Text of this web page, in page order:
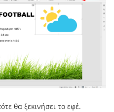
θα ξεκινήσει το εφέ.